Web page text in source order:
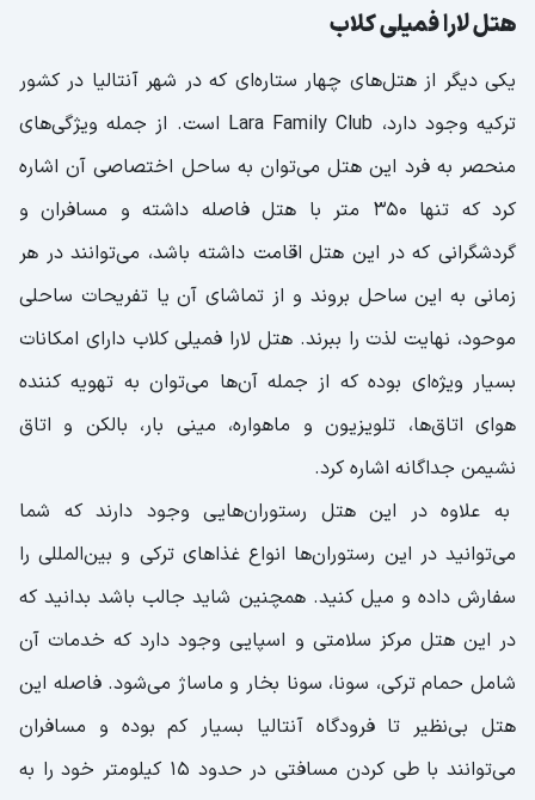
هتل لارا فمیلی کلاب
یکی دیگر از هتل‌های چهار ستاره‌ای که در شهر آنتالیا در کشور
ترکیه وجود دارد، Lara Family Club است. از جمله ویژگی‌‌های
منحصر به فرد این هتل می‌توان به ساحل اختصاصی آن اشاره
کرد که تنها ۳۵۰ متر با هتل فاصله داشته و مسافران و
گردشگرانی که در این هتل اقامت داشته باشد، می‌توانند در هر
زمانی به این ساحل بروند و از تماشای آن یا تفریحات ساحلی
موحود، نهایت لذت را ببرند. هتل لارا فمیلی کلاب دارای امکانات
بسیار ویژه‌ای بوده که از جمله آن‌ها می‌توان به تهویه کننده
هوای اتاق‌ها، تلویزیون و ماهواره، مینی بار، بالکن و اتاق
نشیمن جداگانه اشاره کرد.
به علاوه در این هتل رستوران‌هایی وجود دارند که شما
می‌توانید در این رستوران‌ها انواع غذاهای ترکی و بین‌المللی را
سفارش داده و میل کنید. همچنین شاید جالب باشد بدانید که
در این هتل مرکز سلامتی و اسپایی وجود دارد که خدمات آن
شامل حمام ترکی، سونا، سونا بخار و ماساژ می‌شود. فاصله این
هتل بی‌نظیر تا فرودگاه آنتالیا بسیار کم بوده و مسافران
می‌توانند با طی کردن مسافتی در حدود ۱۵ کیلومتر خود را به